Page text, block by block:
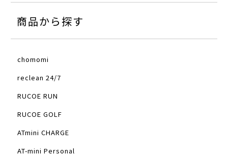
商品から探す
chomomi
reclean 24/7
RUCOE RUN
RUCOE GOLF
ATmini CHARGE
AT-mini Personal